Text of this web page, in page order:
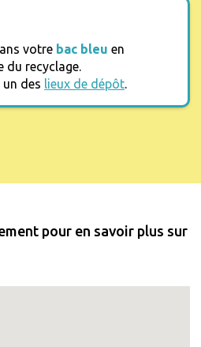
votre bac bleu en
du recyclage.
des lieux de dépôt
pour en savoir plus sur